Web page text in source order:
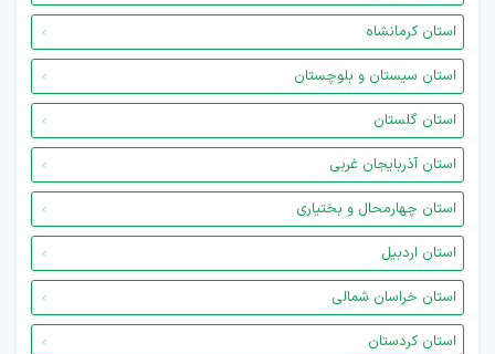
استان کرمانشاه
استان سیستان و بلوچستان
استان گلستان
استان آذربایجان غربی
استان چهارمحال و بختیاری
استان اردبیل
استان خراسان شمالی
استان کردستان